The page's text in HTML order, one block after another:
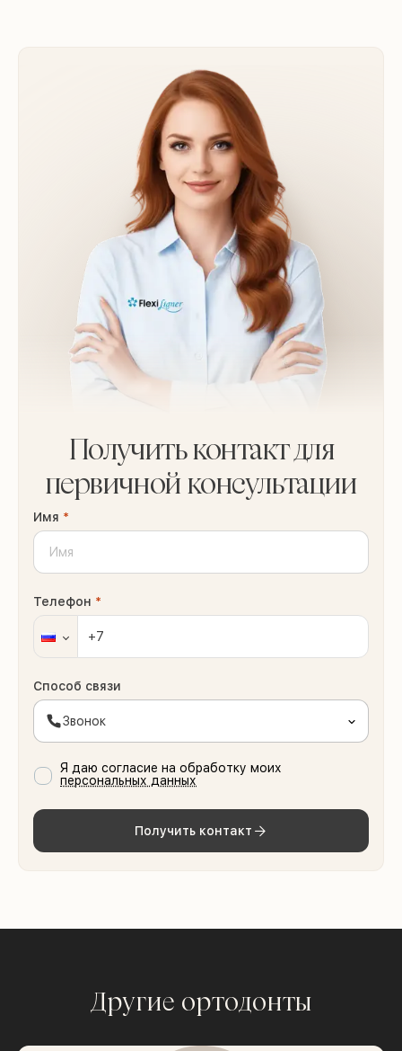
Получить контакт для
первичной консультации
Имя *
Телефон *
Способ связи
Звонок
Я даю согласие на обработку моих
персональных данных
Получить контакт
Другие ортодонты